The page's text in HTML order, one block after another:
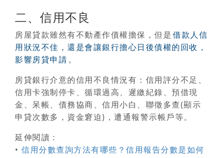
二、信用不良
房屋貸款雖然有不動產作債權擔保，但是借款人信
用狀況不佳，還是會讓銀行擔心日後債權的回收，
影響房貸申請。
房貸銀行介意的信用不良情況有：信用評分不足、
信用卡強制停卡、循環過高、遲繳紀錄、預借現
金、呆帳、債務協商、信用小白、聯徵多查(顯示
申貸次數多，資金窘迫)，遭通報警示帳戶等。
延伸閱讀：
• 信用分數查詢方法有哪些？信用報告分數是如何